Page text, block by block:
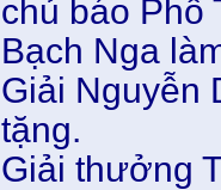
chủ báo Phổ
Bạch Nga
Giải Nguyễn
tặng.
Giải thưởng